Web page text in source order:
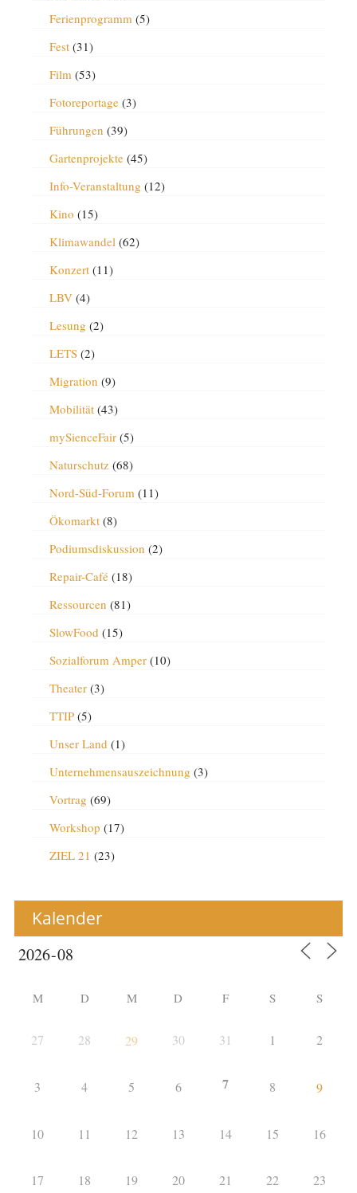
Ferienprogramm(5)
Fest(31)
Film(53)
Fotoreportage(3)
Führungen (39)
Gartenprojekte(45)
Info-Veranstaltung (12)
Kino (15)
Klimawandel(62)
Konzert(11)
LBV(4)
Lesung (2)
LETS(2)
Migration (9)
Mobilität(43)
mySienceFair(5)
Naturschutz(68)
Nord-Süd-Forum(11)
Ökomarkt(8)
Podiumsdiskussion (2)
Repair-Café(18)
Ressourcen (81)
SlowFood (15)
Sozialforum Amper(10)
Theater(3)
TTIP(5)
Unser Land (1)
Unternehmensauszeichnung (3)
Vortrag (69)
Workshop (17)
ZIEL 21 (23)
Kalender
M D M D F S S
27 28 29 30 31 1 2
3 4 5 6 7 8 9
10 11 12 13 14 15 16
17 18 19 20 21 22 23